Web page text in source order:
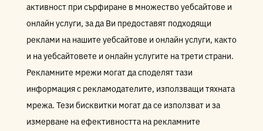
активност при сърфиране в множество уебсайтове и
онлайн услуги, за да Ви предоставят подходящи
реклами на нашите уебсайтове и онлайн услуги, както
и на уебсайтовете и онлайн услугите на трети страни.
Рекламните мрежи могат да споделят тази
информация с рекламодателите, използващи тяхната
мрежа. Тези бисквитки могат да се използват и за
измерване на ефективността на рекламните